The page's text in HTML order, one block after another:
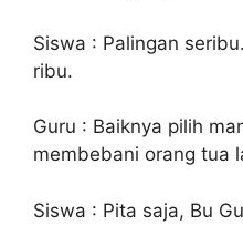
Siswa : Palingan
ribu.
Guru : Baiknya pilih
membebani orang tua
Siswa : Pita saja, Bu